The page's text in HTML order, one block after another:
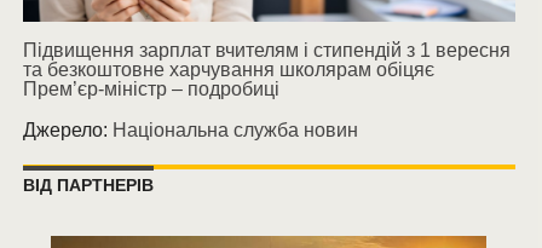
Підвищення зарплат вчителям і стипендій з 1 вересня
та безкоштовне харчування школярам обіцяє
Прем’єр-міністр – подробиці
Джерело: Національна служба новин
ВІД ПАРТНЕРІВ